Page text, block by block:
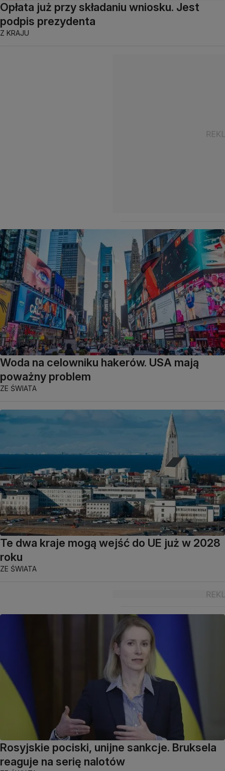
Opłata już przy składaniu wniosku. Jest
podpis prezydenta
Z KRAJU
Woda na celowniku hakerów. USA mają
poważny problem
ZE ŚWIATA
Te dwa kraje mogą wejść do UE już w 2028
roku
ZE ŚWIATA
Rosyjskie pociski, unijne sankcje. Bruksela
reaguje na serię nalotów